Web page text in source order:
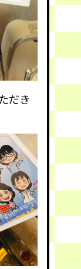
だき